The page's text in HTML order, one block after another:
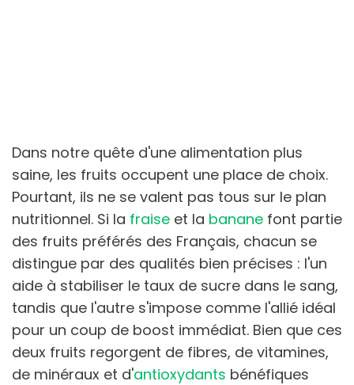
Dans notre quête d'une alimentation plus
saine, les fruits occupent une place de choix.
Pourtant, ils ne se valent pas tous sur le plan
nutritionnel. Si la fraise et la banane font partie
des fruits préférés des Français, chacun se
distingue par des qualités bien précises : l'un
aide à stabiliser le taux de sucre dans le sang,
tandis que l'autre s'impose comme l'allié idéal
pour un coup de boost immédiat. Bien que ces
deux fruits regorgent de fibres, de vitamines,
de minéraux et d'antioxydants bénéfiques